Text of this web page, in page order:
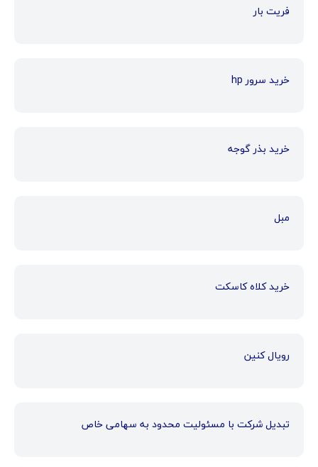
فریت بار
خرید سرور hp
خرید بذر گوجه
مبل
خرید کلاه کاسکت
رویال کنین
تبدیل شرکت با مسئولیت محدود به سهامی خاص